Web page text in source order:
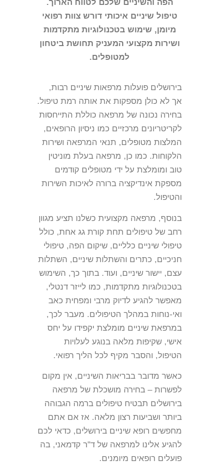
הפה והשיניים שלכם לטווח הארוך.
טיפול שיניים איכותי דורש צוות רפואי
מיומן, שימוש בטכנולוגיות מתקדמות
ושירות מקצועי המעניק תחושת ביטחון
למטופלים.
בירושלים פועלות מרפאות שיניים רבות,
אך לא כולן מספקות את אותה רמת טיפול.
בחירה נכונה של מרפאה כוללת התייחסות
לקריטריונים מרכזיים כמו ניסיון הרופאים,
המלצות מטופלים, תנאי המרפאה ושירות
הלקוחות. כמו כן, מרפאה בעלת מוניטין
טוב ומומלצת על ידי מטופלים קודמים
מספקת אינדיקציה ברורה לאיכות השירות
והטיפול.
בנוסף, מרפאה מקצועית כשלנו תציע מגוון
רחב של טיפולים תחת קורת גג אחת, כולל
טיפולי שיניים כלליים, שיקום הפה, טיפולי
חניכיים, כתרים והשתלות שיניים, השתלות
עצם, יישור שיניים, ועוד. בתוך כך, השימוש
בטכנולוגיות מתקדמות, כמו לייזר דנטלי,
מאפשר להגיע לדיוק מרבי ומפחית כאב
ואי-נוחות במהלך הטיפולים. מעבר לכך,
במרפאת שיניים מומלצת יקפידו על יחס
אישי, שקיפות מלאה בנוגע לעלויות
הטיפול, והסבר מקיף לכל הליך רפואי.
כאשר מדובר בבריאות השיניים, אין מקום
לפשרות – בחירה מושכלת של מרפאה
בירושלים תבטיח טיפולים ברמה הגבוהה
ביותר ושביעות רצון מלאה. אז אם אתם
מחפשים רופא שיניים בירושלים, כדאי לכם
להגיע אלינו למרפאה של ד"ר קדמאני, בה
פועלים רופאים מיומנים.